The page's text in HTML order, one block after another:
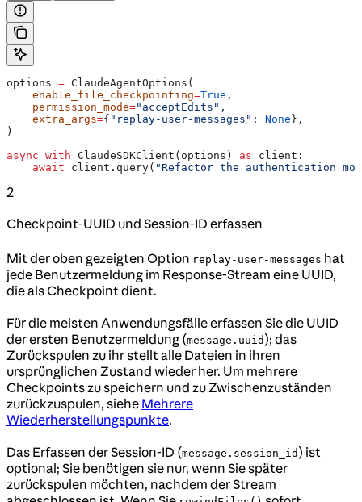
options = ClaudeAgentOptions(
    enable_file_checkpointing
=True ,
    permission_mode
="acceptEdits" ,
    extra_args
={ "replay-user-messages" : None },
)
async with ClaudeSDKClient(options) as client:
    await
client.query( "Refactor the authentication
2
Checkpoint-UUID und Session-ID erfassen
Mit der oben gezeigten Option replay-user-messages hat
jede Benutzermeldung im Response-Stream eine UUID,
die als Checkpoint dient.
Für die meisten Anwendungsfälle erfassen Sie die UUID
der ersten Benutzermeldung (message.uuid ); das
Zurückspulen zu ihr stellt alle Dateien in ihren
ursprünglichen Zustand wieder her. Um mehrere
Checkpoints zu speichern und zu Zwischenzuständen
zurückzuspulen, siehe Mehrere
Wiederherstellungspunkte.
Das Erfassen der Session-ID (message.session_id ) ist
optional; Sie benötigen sie nur, wenn Sie später
zurückspulen möchten, nachdem der Stream